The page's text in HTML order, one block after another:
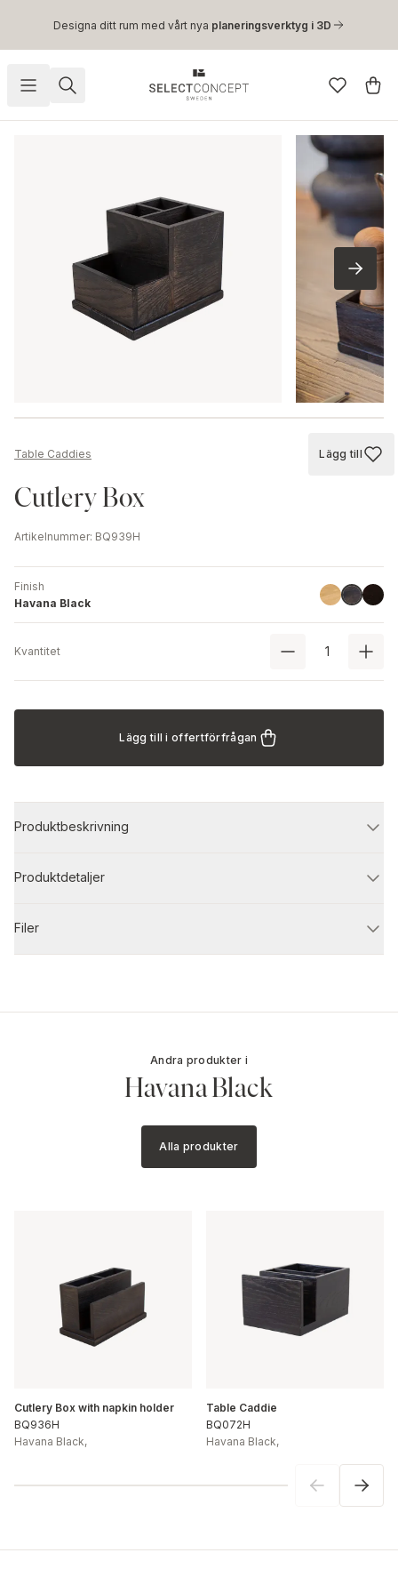
Hoppa till huvudinnehåll
Designa ditt rum med vårt nya planeringsverktyg i 3D
Table Caddies Lägg till
Lägg till
Cutlery Box
Artikelnummer: BQ939H
Finish
Havana Black
LinoilHavana
Black
Kvantitet
Lägg till i offertförfrågan
Produktbeskrivning
Produktdetaljer
Filer
Andra produkter i
Havana Black
Alla produkter
Cutlery Box with napkin holder
BQ936H
Havana Black,
Table Caddie
BQ072H
Havana Black,